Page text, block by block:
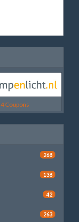
4 Coupons
268
138
42
263